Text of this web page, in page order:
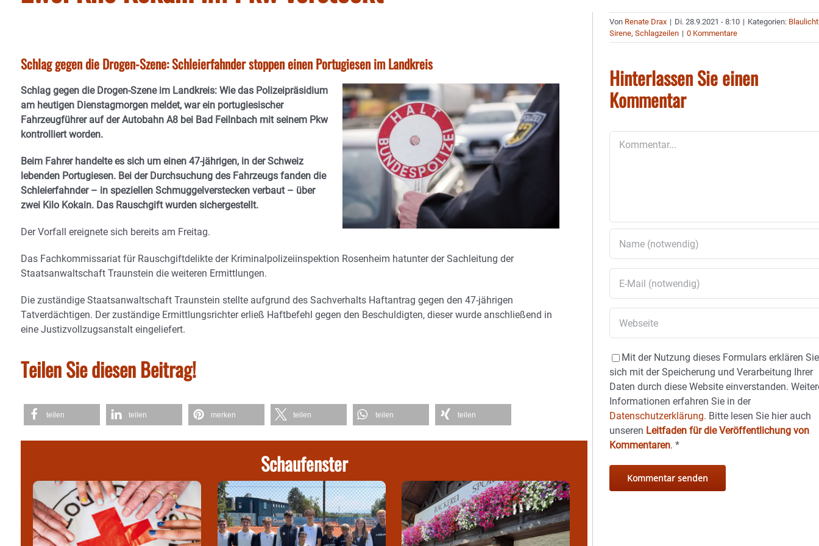
Schlag gegen die Drogen-Szene: Schleierfahnder stoppen einen Portugiesen im Landkreis
Schlag gegen die Drogen-Szene im Landkreis: Wie das Polizeipräsidium
am heutigen Dienstagmorgen meldet, war ein portugiesischer
Fahrzeugführer auf der Autobahn A8 bei Bad Feilnbach mit seinem Pkw
kontrolliert worden.
Beim Fahrer handelte es sich um einen 47-jährigen, in der Schweiz
lebenden Portugiesen. Bei der Durchsuchung des Fahrzeugs fanden die
Schleierfahnder – in speziellen Schmuggelverstecken verbaut – über
zwei Kilo Kokain. Das Rauschgift wurden sichergestellt.
Der Vorfall ereignete sich bereits am Freitag.
Das Fachkommissariat für Rauschgiftdelikte der Kriminalpolizeiinspektion Rosenheim hatunter der Sachleitung der
Staatsanwaltschaft Traunstein die weiteren Ermittlungen.
Die zuständige Staatsanwaltschaft Traunstein stellte aufgrund des Sachverhalts Haftantrag gegen den 47-jährigen
Tatverdächtigen. Der zuständige Ermittlungsrichter erließ Haftbefehl gegen den Beschuldigten, dieser wurde anschließend in
eine Justizvollzugsanstalt eingeliefert.
Teilen Sie diesen Beitrag!
teilen teilen merken teilen teilen teilen
Schaufenster
Von Renate Drax | Di. 28.9.2021 - 8:10 | Kategorien:
Sirene,Schlagzeilen | 0 Kommentare
Hinterlassen Sie einen
Kommentar
Mit der Nutzung dieses Formulars erklären Sie
sich mit der Speicherung und Verarbeitung Ihrer
Daten durch diese Website einverstanden.
Informationen erfahren Sie in der
Datenschutzerklärung. Bitte lesen Sie hier auch
unseren Leitfaden für die Veröffentlichung von
Kommentaren.*